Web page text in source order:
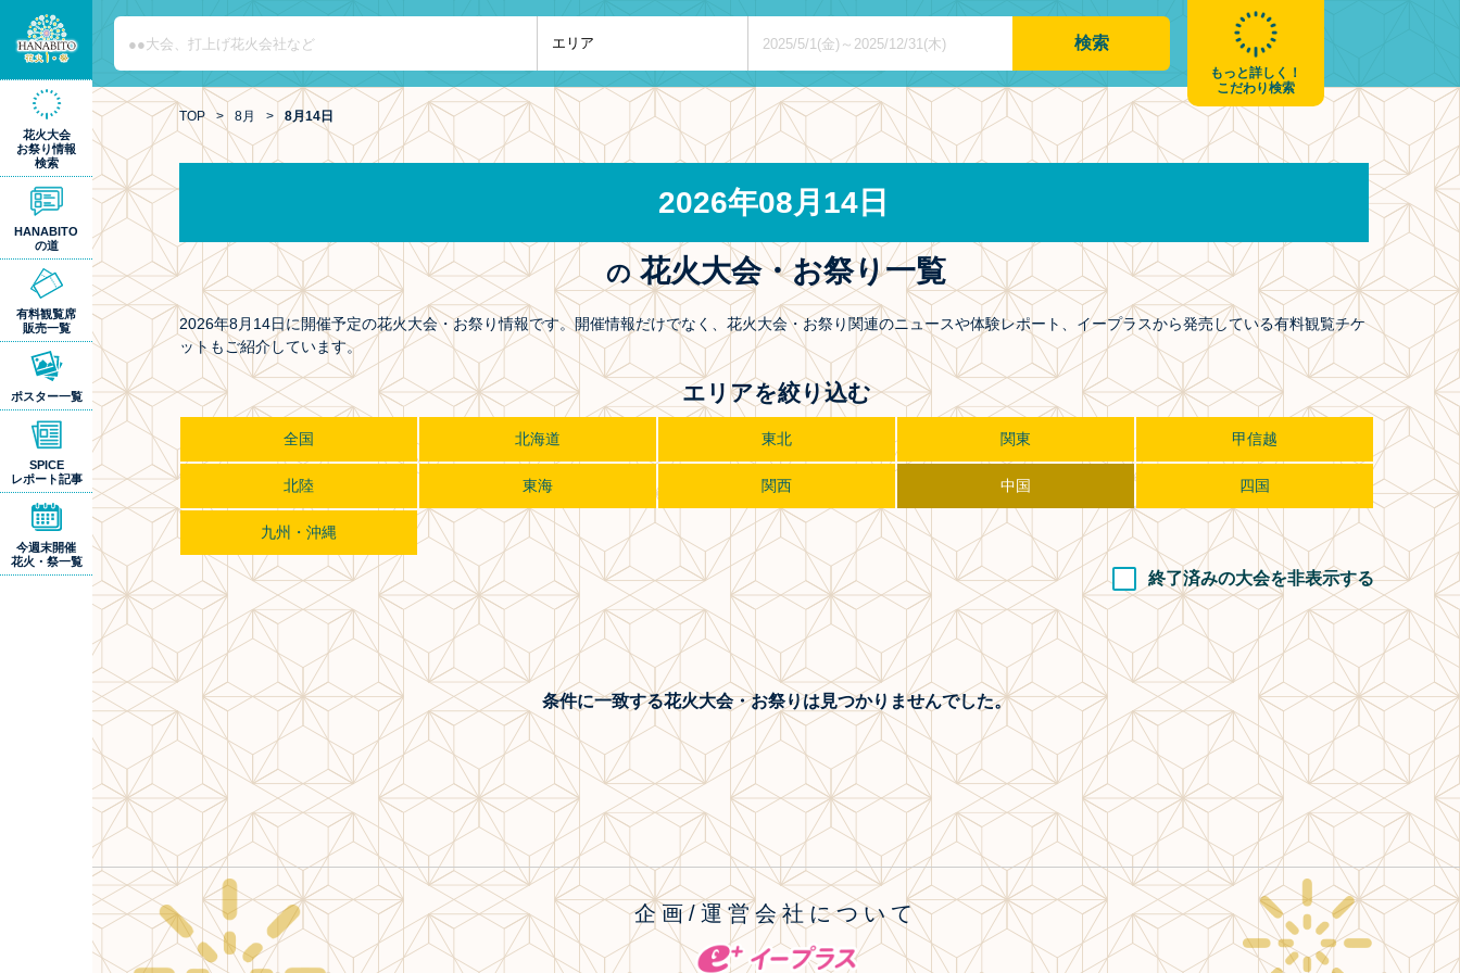
花火大会
お祭り情報
検索
HANABITO
の道
有料観覧席
販売一覧
ポスター一覧
SPICE
レポート記事
今週末開催
花火・祭一覧
もっと詳しく！
こだわり検索
TOP
> 8月 > 8月14日
2026年08月14日
の花火大会・お祭り一覧
2026年8月14日に開催予定の花火大会・お祭り情報です。開催情報だけでなく、花火大会・お祭り関連のニュースや体験レポート、イープラスから発売している有料観覧チケ
ットもご紹介しています。
エリアを絞り込む
全国 北海道 東北 関東 甲信越
北陸 東海 関西 中国 四国
九州・沖縄
終了済みの大会を非表示する
条件に一致する花火大会・お祭りは見つかりませんでした。
企画/運営会社について